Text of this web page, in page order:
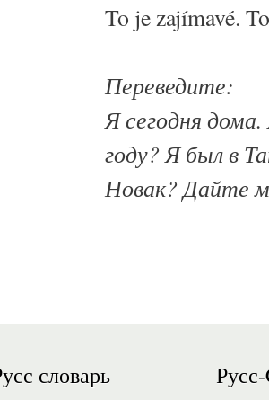
To je zajímavé.
Переведите:
Я сегодня
году? Я был в
Новак? Дайте
словарь